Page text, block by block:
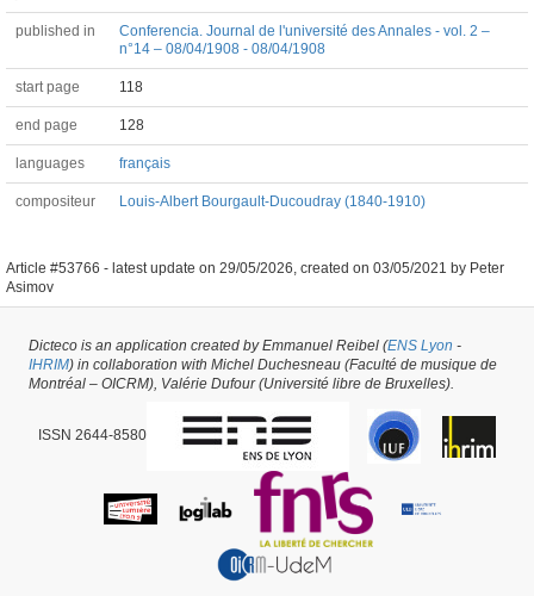
published in
Conferencia. Journal de l'université des Annales - vol. 2 –
n°14 – 08/04/1908 - 08/04/1908
start page 118
end page 128
languages français
compositeur Louis-Albert Bourgault-Ducoudray (1840-1910)
Article #53766 - latest update on 29/05/2026, created on 03/05/2021 by Peter
Asimov
Dicteco is an application created by Emmanuel Reibel (ENS Lyon -
IHRIM) in collaboration with Michel Duchesneau (Faculté de musique de
Montréal – OICRM), Valérie Dufour (Université libre de Bruxelles).
ISSN 2644-8580